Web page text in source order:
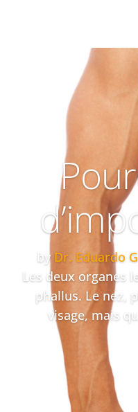
by Dr. Eduardo
Les deux
phallus. Le nez,
visage, mais